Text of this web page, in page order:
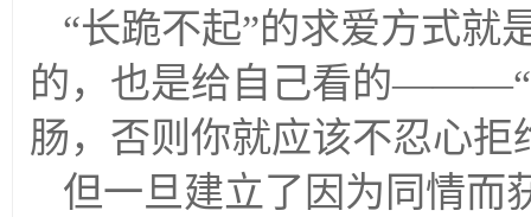
“长跪不起”的求爱方式就
的，也是给自己看的———“
肠，否则你就应该不忍心拒
但一旦建立了因为同情而